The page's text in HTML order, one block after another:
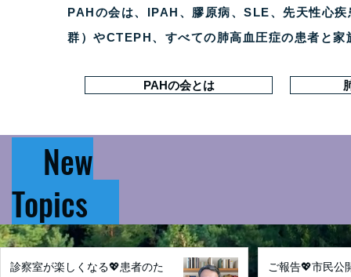
PAHの会は、IPAH、膠原病、SLE、先天性心
群）やCTEPH、すべての肺高血圧症の患者と
PAHの会とは
New
Topics
診察室が楽しくなる💖患者のた
ご報告💖市民